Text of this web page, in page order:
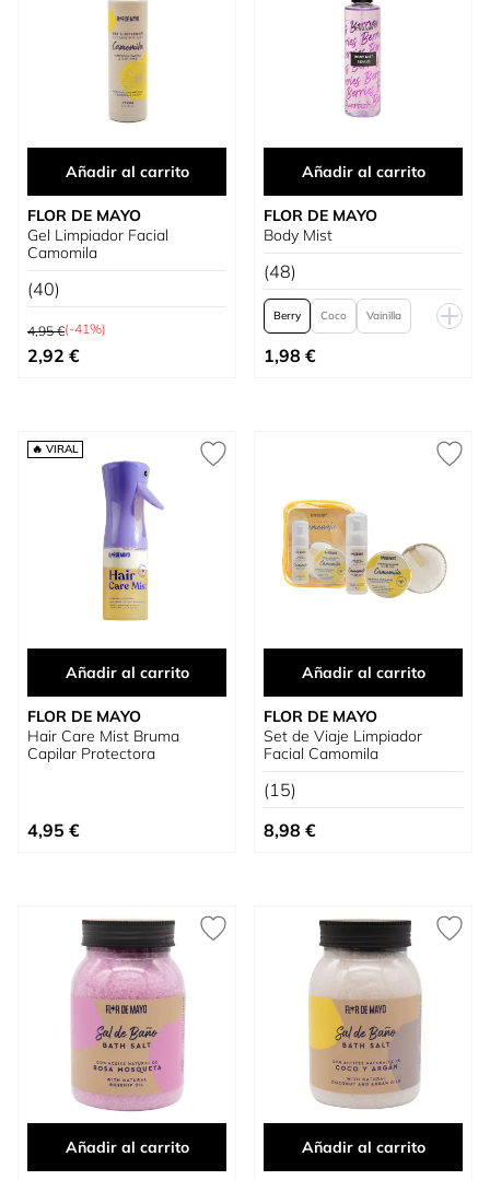
Añadir al carrito
FLOR DE MAYO
Gel Limpiador Facial
Camomila
(40)
Precio habitual
4,95 €(-41%)
Precio especial
2,92 €
Añadir al carrito
FLOR DE MAYO
Body Mist
(48)
Berry Coco Vainilla
Pistacho
Tan bajo como
1,98 €
🔥 VIRAL
Añadir al carrito
FLOR DE MAYO
Hair Care Mist Bruma
Capilar Protectora
4,95 €
Añadir al carrito
FLOR DE MAYO
Set de Viaje Limpiador
Facial Camomila
(15)
8,98 €
Añadir al carrito Añadir al carrito